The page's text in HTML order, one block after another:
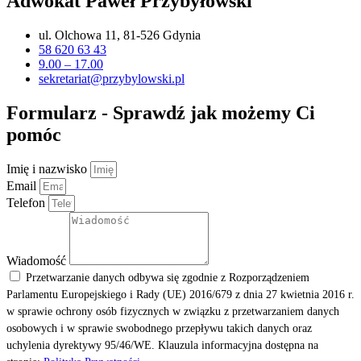
ul. Olchowa 11, 81-526 Gdynia
58 620 63 43
9.00 – 17.00
sekretariat@przybylowski.pl
Formularz - Sprawdź jak możemy Ci
pomóc
Imię i nazwisko
Email
Telefon
Wiadomość
Przetwarzanie danych odbywa się zgodnie z Rozporządzeniem
Parlamentu Europejskiego i Rady (UE) 2016/679 z dnia 27 kwietnia 2016 r.
w sprawie ochrony osób fizycznych w związku z przetwarzaniem danych
osobowych i w sprawie swobodnego przepływu takich danych oraz
uchylenia dyrektywy 95/46/WE. Klauzula informacyjna dostępna na